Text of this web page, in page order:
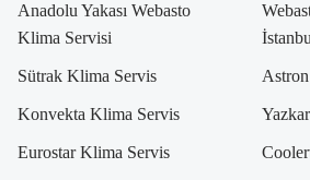
Anadolu Yakası Webasto
Klima Servisi
Sütrak Klima Servis
Konvekta Klima Servis
Eurostar Klima Servis